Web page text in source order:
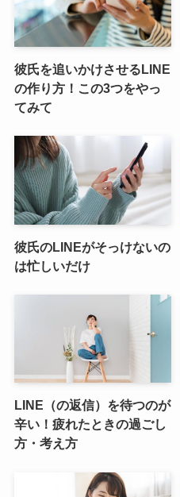
彼氏を追いかけさせるLINE
の作り方！この3つをやっ
てみて
彼氏のLINEがそっけないの
は忙しいだけ
LINE（の返信）を待つのが
辛い！疲れたときの過ごし
方・考え方